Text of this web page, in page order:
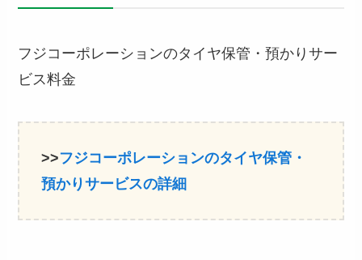
フジコーポレーションのタイヤ保管・預かりサー
ビス料金
>>フジコーポレーションのタイヤ保管・
預かりサービスの詳細